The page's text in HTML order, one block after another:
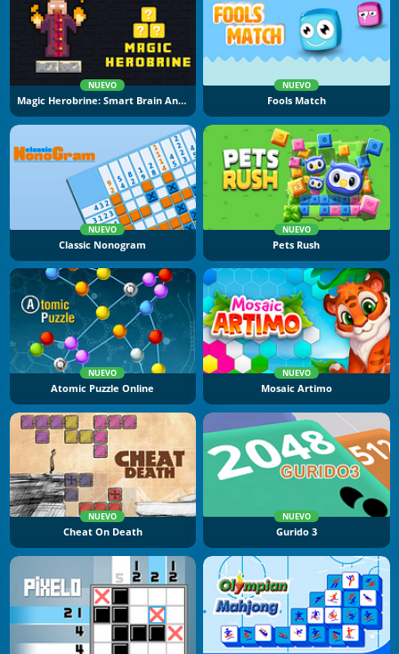
NUEVO
Magic Herobrine: Smart Brain And Puzzle Quest
NUEVO
Fools Match
NUEVO
Classic Nonogram
NUEVO
Pets Rush
NUEVO
Atomic Puzzle Online
NUEVO
Mosaic Artimo
NUEVO
Cheat On Death
NUEVO
Gurido 3